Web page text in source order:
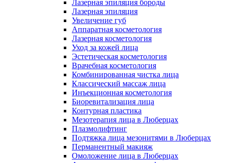
Лазерная эпиляция бороды
Лазерная эпиляция
Увеличение губ
Аппаратная косметология
Лазерная косметология
Уход за кожей лица
Эстетическая косметология
Врачебная косметология
Комбинированная чистка лица
Классический массаж лица
Инъекционная косметология
Биоревитализация лица
Контурная пластика
Мезотерапия лица в Люберцах
Плазмолифтинг
Подтяжка лица мезонитями в Люберцах
Перманентный макияж
Омоложение лица в Люберцах